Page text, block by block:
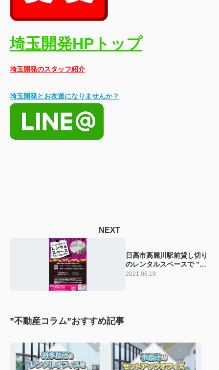
埼玉開発HPトップ
埼玉開発のスタッフ紹介
埼玉開発とお友達になりませんか？
NEXT
日高市高麗川駅前貸し切り
のレンタルスペースで ”や
ってみたい” を叶えましょ
2021.06.19
”不動産コラム”おすすめ記事